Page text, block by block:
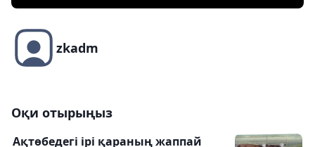
zkadm
Оқи отырыңыз
Ақтөбедегі ірі қараның жаппай